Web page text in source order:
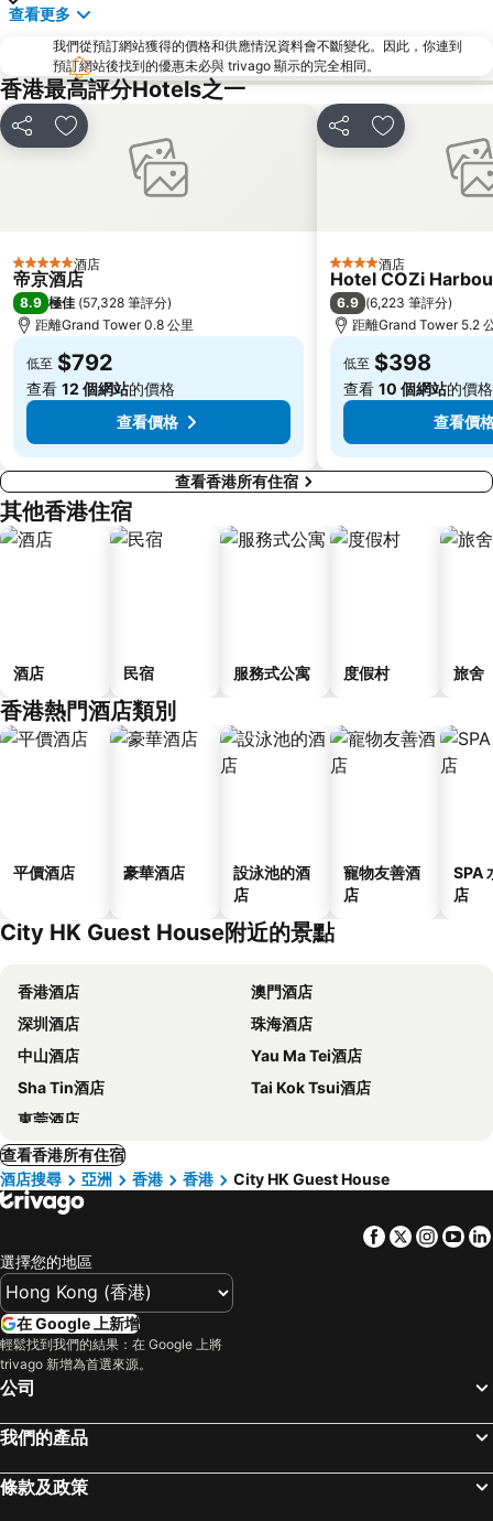
Cheung Chau
羅湖口岸
Sheung Wan Metro Station
寶安區
Causeway Bay Metro Station
深圳野生動物園
大梅沙海濱公園
皇崗口岸
長洲
Lamma Island
香港屯門
Tin Hau Metro Station
九龍塘
查看更多
我們從預訂網站獲得的價格和供應情況資料會不斷變化。因此，你連到
預訂網站後找到的優惠未必與 trivago 顯示的完全相同。
香港最高評分Hotels之一
分享 放到收藏夾
5 星級 酒店
帝京酒店
8.9 極佳 (57,328 筆評分)
距離Grand Tower 0.8 公里
低至 $792
查看 12 個網站的價格
查看價格
分享 放到收藏夾
4 星級 酒店
Hotel COZi
6.9 (6,223 筆評分)
距離Grand Tower 5.2
低至 $398
查看 10 個網站的價格
查看價
查看香港所有住宿
其他香港住宿
酒店 民宿 服務式公寓 度假村 旅舍
香港熱門酒店類別
平價酒店 豪華酒店
設泳池的酒
店
寵物友善酒
店
SPA
店
City HK Guest House附近的景點
香港酒店
澳門酒店
深圳酒店
珠海酒店
中山酒店
Yau Ma Tei酒店
Sha Tin酒店
Tai Kok Tsui酒店
東莞酒店
查看香港所有住宿
酒店搜尋
亞洲 香港 香港 City HK Guest House
Facebook
Twitter
選擇您的地區
在 Google 上新增
輕鬆找到我們的結果：在 Google 上將
trivago 新增為首選來源。
公司
我們的產品
條款及政策